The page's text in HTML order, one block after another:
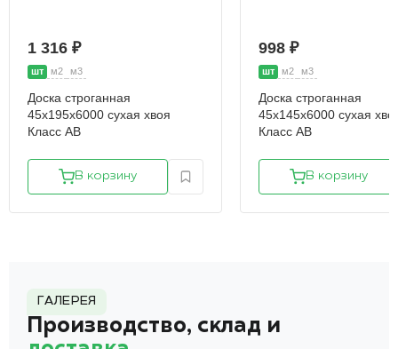
1 316 ₽
шт м2 м3
Доска строганная
45х195х6000 сухая хвоя
Класс АВ
В корзину
998 ₽
шт м2 м3
Доска строганная
45х145х6000 сухая
Класс АВ
В корзину
ГАЛЕРЕЯ
Производство, склад и